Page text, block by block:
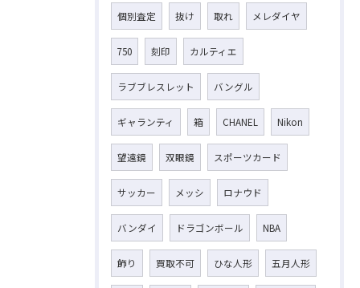
個別査定 抜け 取れ メレダイヤ
750 刻印 カルティエ
ラブブレスレット バングル
ギャランティ 箱 CHANEL Nikon
望遠鏡 双眼鏡 スポーツカード
サッカー メッシ ロナウド
バンダイ ドラゴンボール NBA
飾り 買取不可 ひな人形 五月人形